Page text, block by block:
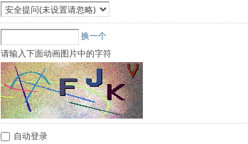
换一个
请输入下面动画图片中的字符
自动登录